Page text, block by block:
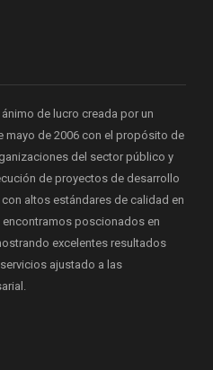
de lucro creada por un
mayo de 2006 con el propósito de
del sector público y
de proyectos de desarrollo
altos estándares de calidad en
poscionados en
excelentes resultados
ajustado a las